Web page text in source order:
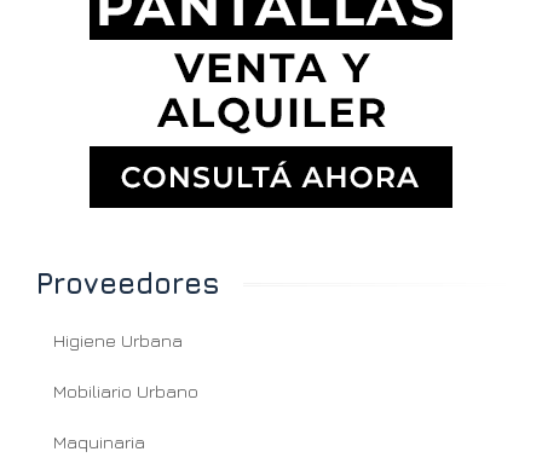
Proveedores
Higiene Urbana
Mobiliario Urbano
Maquinaria